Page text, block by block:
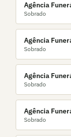
Agência
Sobrado
Agência
Sobrado
Agência
Sobrado
Agência
Sobrado